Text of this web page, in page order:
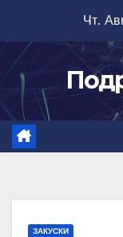
содержимому
Чт.
ЗАКУСКИ